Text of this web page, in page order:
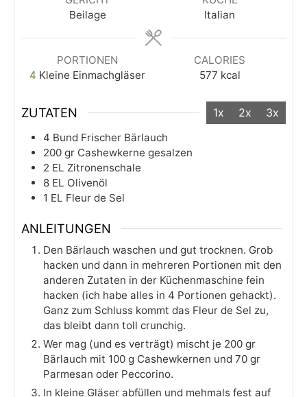
Beilage
Italian
PORTIONEN
4 Kleine Einmachgläser
CALORIES
577 kcal
ZUTATEN 1x 2x 3x
4 Bund Frischer Bärlauch
200 gr Cashewkerne gesalzen
2 EL Zitronenschale
8 EL Olivenöl
1 EL Fleur de Sel
ANLEITUNGEN
Den Bärlauch waschen und gut trocknen. Grob
hacken und dann in mehreren Portionen mit den
anderen Zutaten in der Küchenmaschine fein
hacken (ich habe alles in 4 Portionen gehackt).
Ganz zum Schluss kommt das Fleur de Sel zu,
das bleibt dann toll crunchig.
Wer mag (und es verträgt) mischt je 200 gr
Bärlauch mit 100 g Cashewkernen und 70 gr
Parmesan oder Peccorino.
In kleine Gläser abfüllen und mehmals fest auf